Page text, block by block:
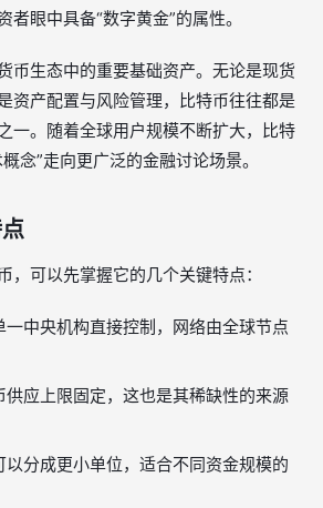
者眼中具备“数字黄金”的属性。
币生态中的重要基础资产。无论是现货
资产配置与风险管理，比特币往往都是
一。随着全球用户规模不断扩大，比特
念”走向更广泛的金融讨论场景。
，可以先掌握它的几个关键特点：
一中央机构直接控制，网络由全球节点
供应上限固定，这也是其稀缺性的来源
以分成更小单位，适合不同资金规模的